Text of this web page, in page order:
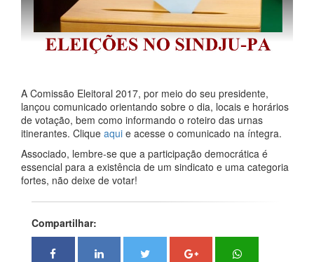
A Comissão Eleitoral 2017, por meio do seu presidente,
lançou comunicado orientando sobre o dia, locais e horários
de votação, bem como informando o roteiro das urnas
itinerantes. Clique aqui e acesse o comunicado na íntegra.
Associado, lembre-se que a participação democrática é
essencial para a existência de um sindicato e uma categoria
fortes, não deixe de votar!
Compartilhar: